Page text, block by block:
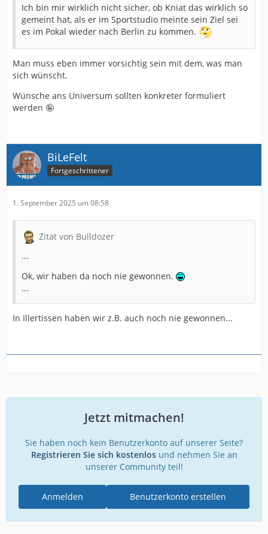
Ich bin mir wirklich nicht sicher, ob Kniat das wirklich so
gemeint hat, als er im Sportstudio meinte sein Ziel sei
es im Pokal wieder nach Berlin zu kommen.
Man muss eben immer vorsichtig sein mit dem, was man
sich wünscht.
Wünsche ans Universum sollten konkreter formuliert
werden 🤪
BiLeFelt
Fortgeschrittener
1. September 2025 um 08:58
Zitat von Bulldozer
...
Ok, wir haben da noch nie gewonnen.
...
In Illertissen haben wir z.B. auch noch nie gewonnen...
Jetzt mitmachen!
Sie haben noch kein Benutzerkonto auf unserer Seite?
Registrieren Sie sich kostenlosund nehmen Sie an
unserer Community teil!
Benutzerkonto erstellen
Anmelden